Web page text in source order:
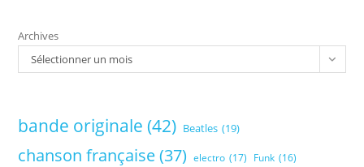
Archives
Sélectionner un mois
bande originale (42) Beatles (19)
chanson française (37) electro (17) Funk (16)